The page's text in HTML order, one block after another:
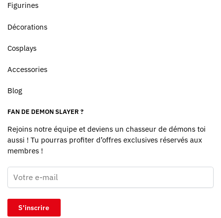
Figurines
Décorations
Cosplays
Accessories
Blog
FAN DE DEMON SLAYER ?
Rejoins notre équipe et deviens un chasseur de démons toi
aussi ! Tu pourras profiter d’offres exclusives réservés aux
membres !